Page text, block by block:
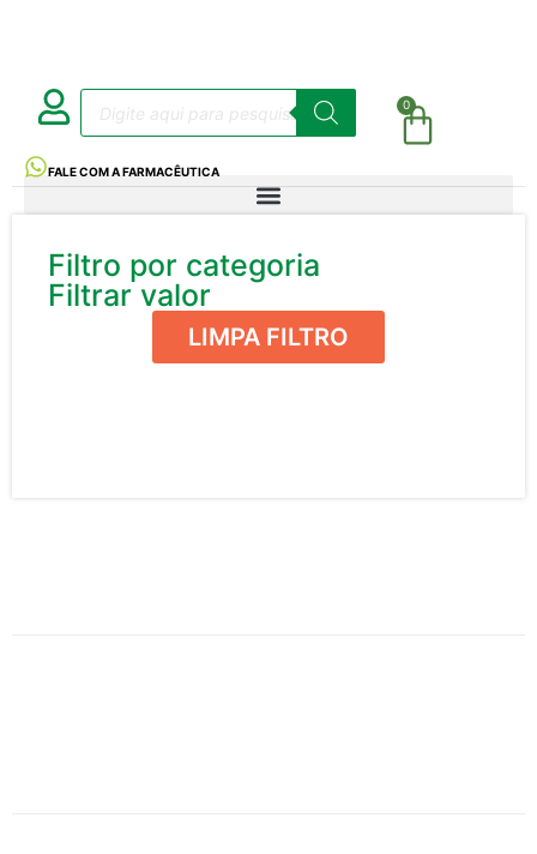
0
FALE COM A FARMACÊUTICA
Filtro por categoria
Filtrar valor
LIMPA FILTRO